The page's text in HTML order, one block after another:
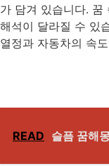
가 담겨 있습니다. 꿈
해석이 달라질 수 있
열정과 자동차의 속
READ 슬픔 꿈해